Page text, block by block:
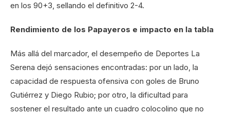
en los 90+3, sellando el definitivo 2-4.
Rendimiento de los Papayeros e impacto en la tabla
Más allá del marcador, el desempeño de Deportes La
Serena dejó sensaciones encontradas: por un lado, la
capacidad de respuesta ofensiva con goles de Bruno
Gutiérrez y Diego Rubio; por otro, la dificultad para
sostener el resultado ante un cuadro colocolino que no